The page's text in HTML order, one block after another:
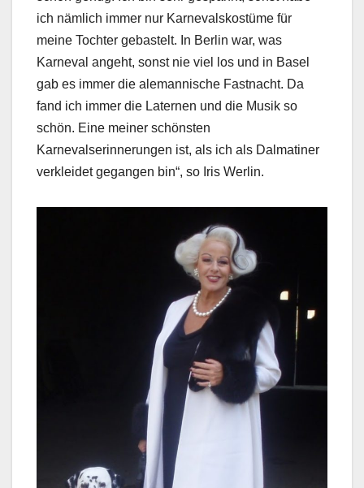
ich nämlich immer nur Karnevalskostüme für
meine Tochter gebastelt. In Berlin war, was
Karneval angeht, sonst nie viel los und in Basel
gab es immer die alemannische Fastnacht. Da
fand ich immer die Laternen und die Musik so
schön. Eine meiner schönsten
Karnevalserinnerungen ist, als ich als Dalmatiner
verkleidet gegangen bin“, so Iris Werlin.